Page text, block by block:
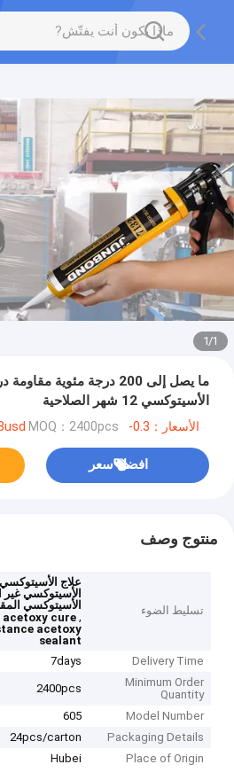
1
/
1
ما يصل إلى 200 درجة مئوية
الأسيتوكسي 12 شهر الصلاحية
الأسعار：0.3-0.8usd MOQ：2400pcs
افضل سعر
منتوج وصف
تسليط الضوء
علاج الأسيتوكسي
الأسيتوكسي
الأسيتوكسي
,
cure
acetoxy
sealant
Delivery Time
7days
Minimum Order
Quantity
2400pcs
Model Number
605
Packaging Details
24pcs/carton
Place of Origin
Hubei